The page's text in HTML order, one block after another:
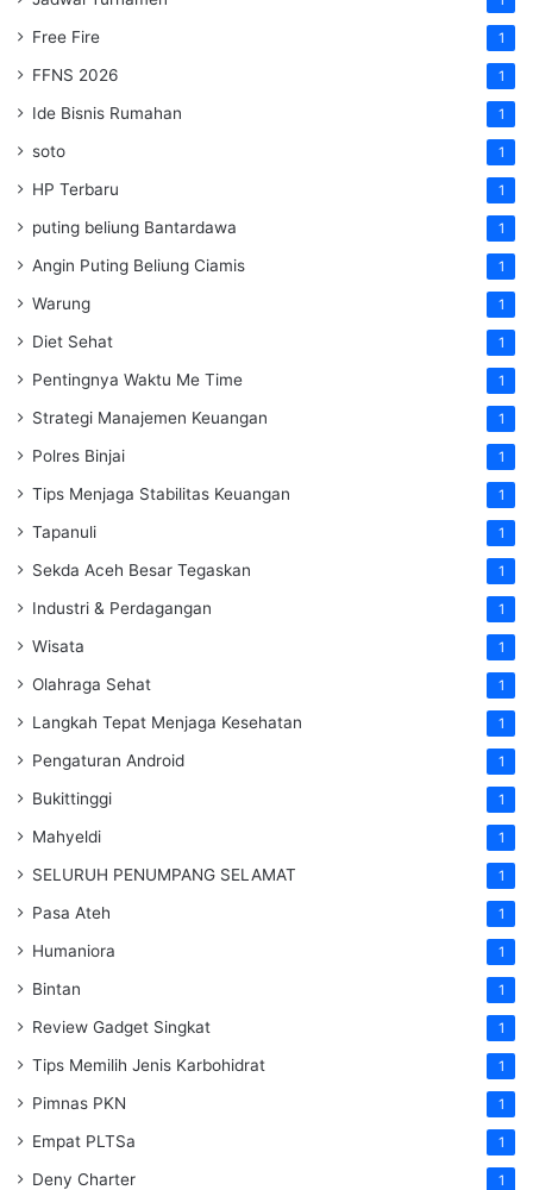
Free Fire 1
FFNS 2026 1
Ide Bisnis Rumahan 1
soto 1
HP Terbaru 1
puting beliung Bantardawa 1
Angin Puting Beliung Ciamis 1
Warung 1
Diet Sehat 1
Pentingnya Waktu Me Time 1
Strategi Manajemen Keuangan 1
Polres Binjai 1
Tips Menjaga Stabilitas Keuangan 1
Tapanuli 1
Sekda Aceh Besar Tegaskan 1
Industri & Perdagangan 1
Wisata 1
Olahraga Sehat 1
Langkah Tepat Menjaga Kesehatan 1
Pengaturan Android 1
Bukittinggi 1
Mahyeldi 1
SELURUH PENUMPANG SELAMAT 1
Pasa Ateh 1
Humaniora 1
Bintan 1
Review Gadget Singkat 1
Tips Memilih Jenis Karbohidrat 1
Pimnas PKN 1
Empat PLTSa 1
Deny Charter 1